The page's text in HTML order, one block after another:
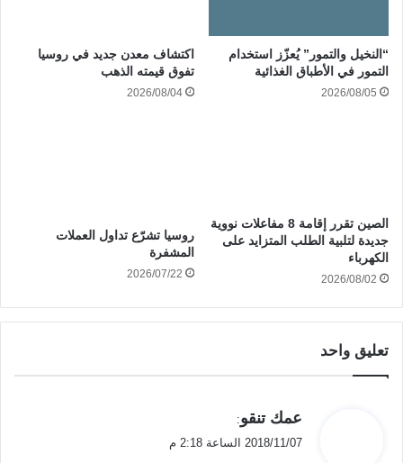
“النخيل والتمور” يُعزّز استخدام
التمور في الأطباق الغذائية
2026/08/05
اكتشاف معدن جديد في روسيا
تفوق قيمته الذهب
2026/08/04
الصين تقرر إقامة 8 مفاعلات نووية
جديدة لتلبية الطلب المتزايد على
الكهرباء
2026/08/02
روسيا تشرّع تداول العملات
المشفرة
2026/07/22
تعليق واحد
ي
عمك تنقو:
2018/11/07 الساعة 2:18 م